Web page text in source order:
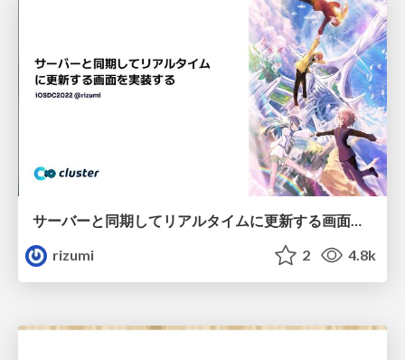
サーバーと同期してリアルタイムに更新する画面を実装する
rizumi
2 4.8k